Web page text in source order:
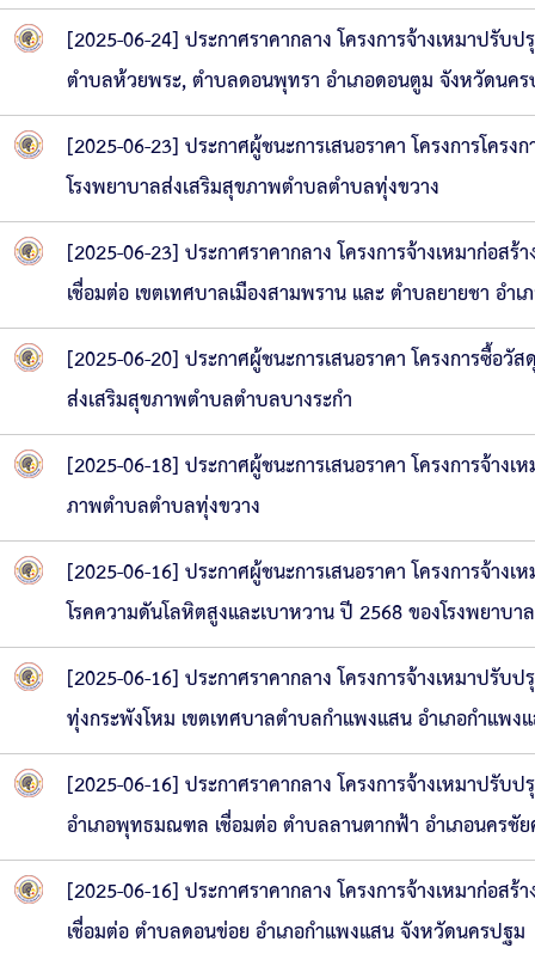
[2025-06-24] ประกาศราคากลาง โครงการจ้างเหมาป
ตำบลห้วยพระ, ตำบลดอนพุทรา อำเภอดอนตูม จังหวัดนค
[2025-06-23] ประกาศผู้ชนะการเสนอราคา โครงการโคร
โรงพยาบาลส่งเสริมสุขภาพตำบลตำบลทุ่งขวาง
[2025-06-23] ประกาศราคากลาง โครงการจ้างเหมาก่
เชื่อมต่อ เขตเทศบาลเมืองสามพราน และ ตำบลยายชา อ
[2025-06-20] ประกาศผู้ชนะการเสนอราคา โครงการซื้อ
ส่งเสริมสุขภาพตำบลตำบลบางระกำ
[2025-06-18] ประกาศผู้ชนะการเสนอราคา โครงการจ้า
ภาพตำบลตำบลทุ่งขวาง
[2025-06-16] ประกาศผู้ชนะการเสนอราคา โครงการจ้าง
โรคความดันโลหิตสูงและเบาหวาน ปี 2568 ของโรงพยาบ
[2025-06-16] ประกาศราคากลาง โครงการจ้างเหมาปรั
ทุ่งกระพังโหม เขตเทศบาลตำบลกำแพงแสน อำเภอกำแพ
[2025-06-16] ประกาศราคากลาง โครงการจ้างเหมาปรั
อำเภอพุทธมณฑล เชื่อมต่อ ตำบลลานตากฟ้า อำเภอนครชั
[2025-06-16] ประกาศราคากลาง โครงการจ้างเหมาก่อ
เชื่อมต่อ ตำบลดอนข่อย อำเภอกำแพงแสน จังหวัดนครปฐม